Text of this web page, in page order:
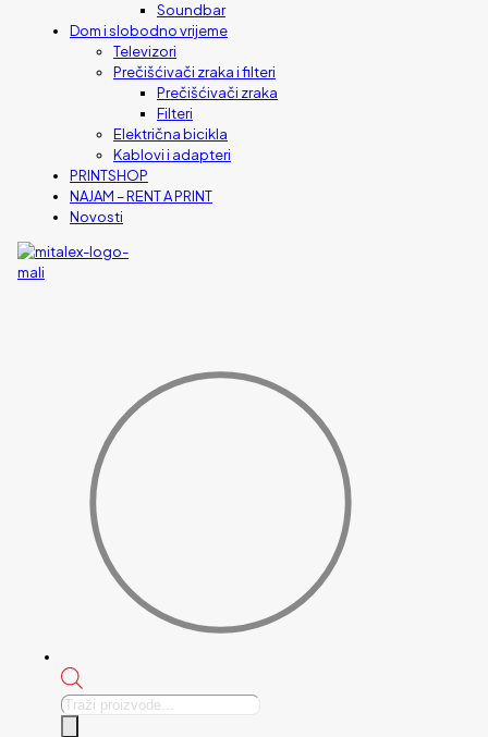
Soundbar
Dom i slobodno vrijeme
Televizori
Prečišćivači zraka i filteri
Prečišćivači zraka
Filteri
Električna bicikla
Kablovi i adapteri
PRINTSHOP
NAJAM – RENT A PRINT
Novosti
Products